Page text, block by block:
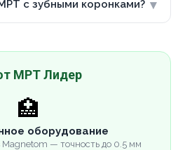
с зубными коронками? ▾
МРТ Лидер
🏥
оборудование
— точность до 0.5 мм